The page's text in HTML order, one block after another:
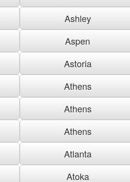
Ashley
Aspen
Astoria
Athens
Athens
Athens
Atlanta
Atoka